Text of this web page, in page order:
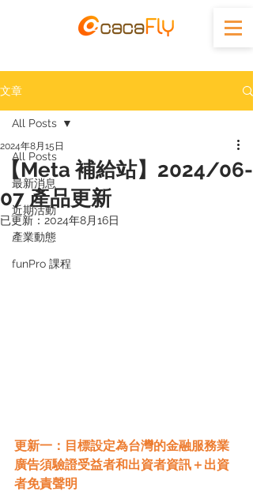
文章
All Posts
最新消息
近期活動
產業動態
funPro 課程
All Posts
【Meta 補給站】2024/06-
07 產品更新
2024年8月15日
已更新： 2024年8月16日
更新一：目標設定為台灣的金融服務業
廣告須驗證受益者和出資者資訊＋出資
者免責聲明